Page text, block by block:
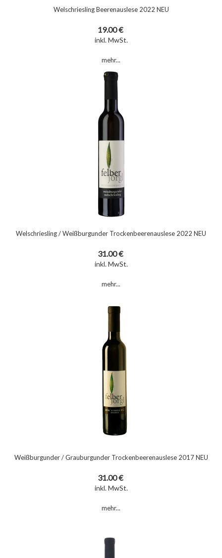
Welschriesling Beerenauslese 2022 NEU
19.00 €
inkl. MwSt.
mehr...
Welschriesling / Weißburgunder Trockenbeerenauslese 2022 NEU
31.00 €
inkl. MwSt.
mehr...
Weißburgunder / Grauburgunder Trockenbeerenauslese 2017 NEU
31.00 €
inkl. MwSt.
mehr...